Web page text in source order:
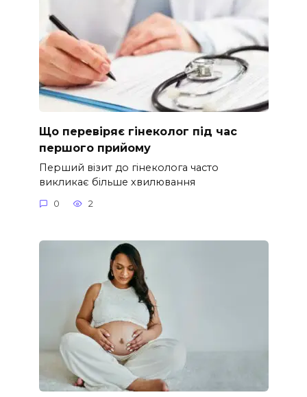
Що перевіряє гінеколог під час
першого прийому
Перший візит до гінеколога часто
викликає більше хвилювання
0 2